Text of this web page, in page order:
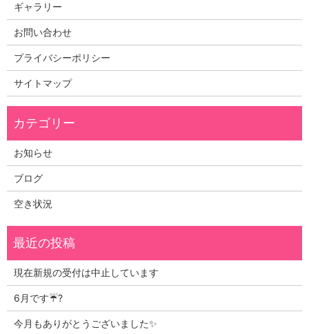
ギャラリー
お問い合わせ
プライバシーポリシー
サイトマップ
お知らせ
ブログ
空き状況
現在新規の受付は中止しています
6月です☔?
今月もありがとうございました✨